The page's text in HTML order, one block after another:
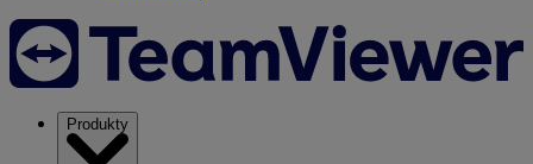
Produkty